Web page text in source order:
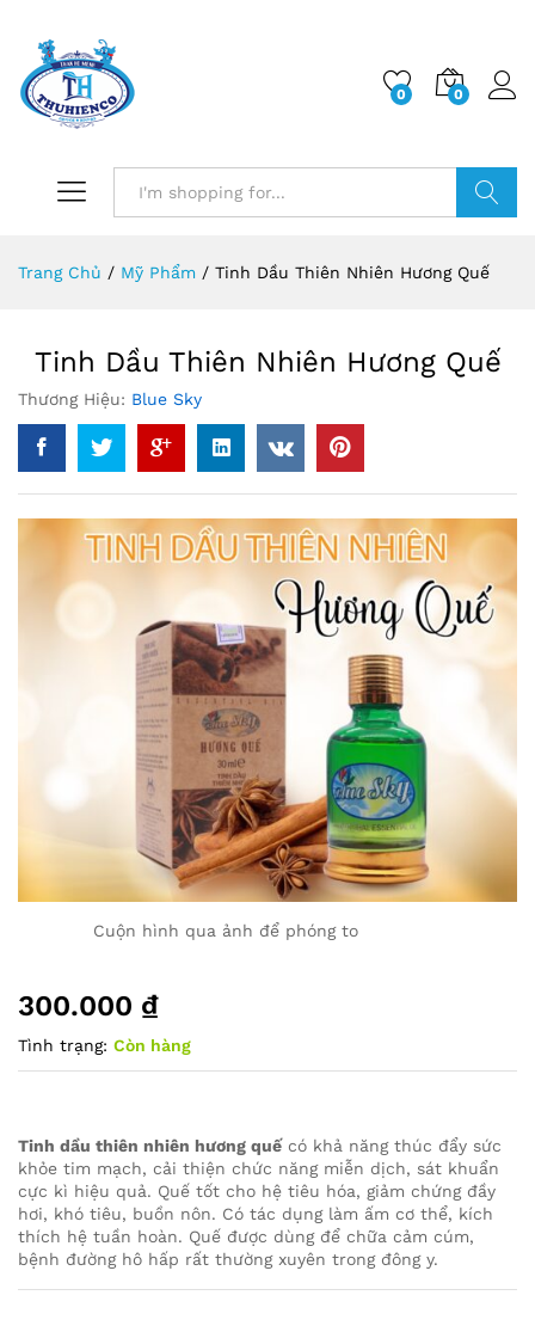
0 0
Trang Chủ / Mỹ Phẩm / Tinh Dầu Thiên Nhiên Hương Quế
Tinh Dầu Thiên Nhiên Hương Quế
Thương Hiệu: Blue Sky
Cuộn hình qua ảnh để phóng to
300.000 ₫
Tình trạng: Còn hàng
Tinh dầu thiên nhiên hương quếcó khả năng thúc đẩy sức
khỏe tim mạch, cải thiện chức năng miễn dịch, sát khuẩn
cực kì hiệu quả. Quế tốt cho hệ tiêu hóa, giảm chứng đầy
hơi, khó tiêu, buồn nôn. Có tác dụng làm ấm cơ thể, kích
thích hệ tuần hoàn. Quế được dùng để chữa cảm cúm,
bệnh đường hô hấp rất thường xuyên trong đông y.